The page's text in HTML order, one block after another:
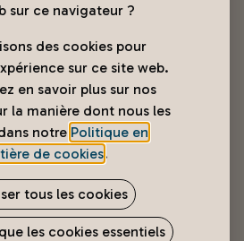
fixe en tissu
sur ce navigateur ?
des cookies pour
sur ce site web.
en savoir plus sur nos
la manière dont nous les
notre Politique en
de cookies.
tous les cookies
les cookies essentiels